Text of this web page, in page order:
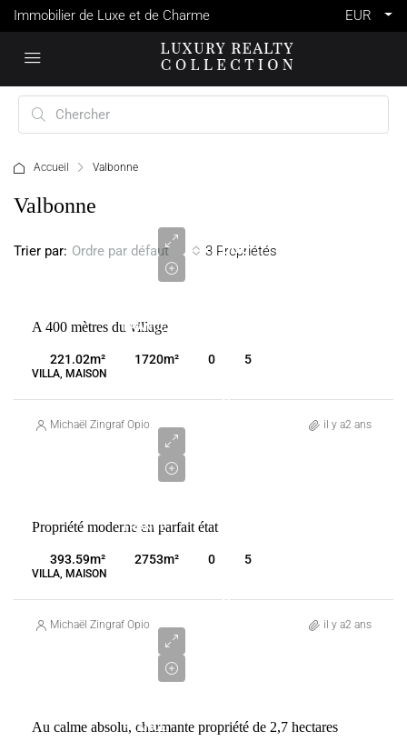
Immobilier de Luxe et de Charme EUR
Accueil Valbonne
Valbonne
3 Propriétés
Trier par: Ordre par défaut
FRANCE
000
A 400 mètres du village
221.02m² 1720m² 0 5
VILLA, MAISON
Michaël Zingraf Opio il y a2 ans
FRANCE
2
Propriété moderne en parfait état
393.59m² 2753m² 0 5
VILLA, MAISON
Michaël Zingraf Opio il y a2 ans
FRANCE
2
Au calme absolu, charmante propriété de 2,7 hectares